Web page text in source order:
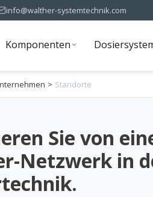
info@walther-systemtechnik.com
Komponenten
> Standorte
Sie von
Netzwerk in